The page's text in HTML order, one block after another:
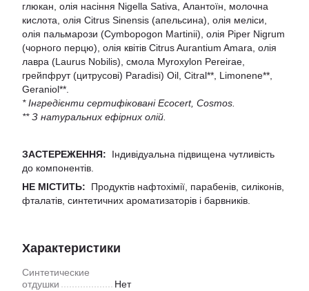
глюкан, олія насіння Nigella Sativa, Алантоїн, молочна
кислота, олія Citrus Sinensis (апельсина), олія меліси,
олія пальмарози (Cymbopogon Martinii), олія Piper Nigrum
(чорного перцю), олія квітів Citrus Aurantium Amara, олія
лавра (Laurus Nobilis), смола Myroxylon Pereirae,
грейпфрут (цитрусові) Paradisi) Oil, Citral**, Limonene**,
Geraniol**.
* Інгредієнти сертифіковані Ecocert, Cosmos.
** З натуральних ефірних олій.
ЗАСТЕРЕЖЕННЯ:
Індивідуальна підвищена чутливість
до компонентів.
НЕ МІСТИТЬ:
Продуктів нафтохімії, парабенів, силіконів,
фталатів, синтетичних ароматизаторів і барвників.
Характеристики
Синтетические
отдушки
Нет